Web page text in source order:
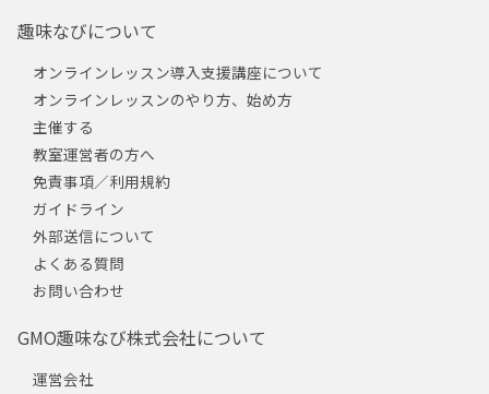
趣味なびについて
オンラインレッスン導入支援講座について
オンラインレッスンのやり方、始め方
主催する
教室運営者の方へ
免責事項／利用規約
ガイドライン
外部送信について
よくある質問
お問い合わせ
GMO趣味なび株式会社について
運営会社